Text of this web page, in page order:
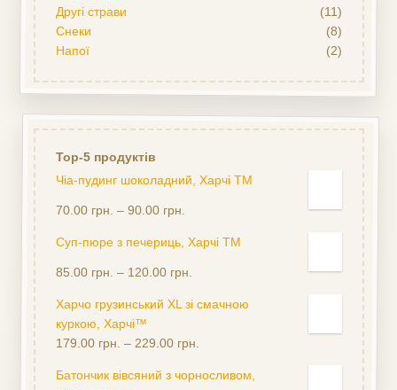
Другі страви
(11)
Снеки
(8)
Напої
(2)
Top-5 продуктів
Чіа-пудинг шоколадний, Харчі ТМ
Оцінено
5
70.00 грн. – 90.00 грн.
Суп-пюре з печериць, Харчі ТМ
Оцінено
5
85.00 грн. – 120.00 грн.
Харчо грузинський XL зі смачною
куркою, Харчі™
179.00 грн. – 229.00 грн.
Батончик вівсяний з чорносливом,